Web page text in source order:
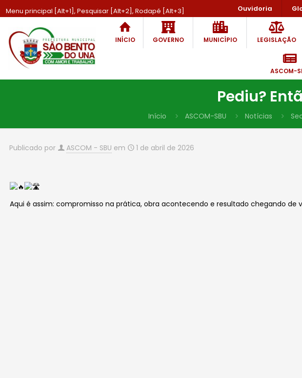
Menu principal [Alt+1], Pesquisar [Alt+2], Rodapé [Alt+3] Ouvidoria
INÍCIO GOVERNO MUNICÍPIO LEGISLAÇÃO
ASCOM-
Pediu?
Início ASCOM-SBU Notícias
Publicado por ASCOM - SBU em 1 de abril de 2026
Aqui é assim: compromisso na prática, obra acontecendo e resultado chegando de